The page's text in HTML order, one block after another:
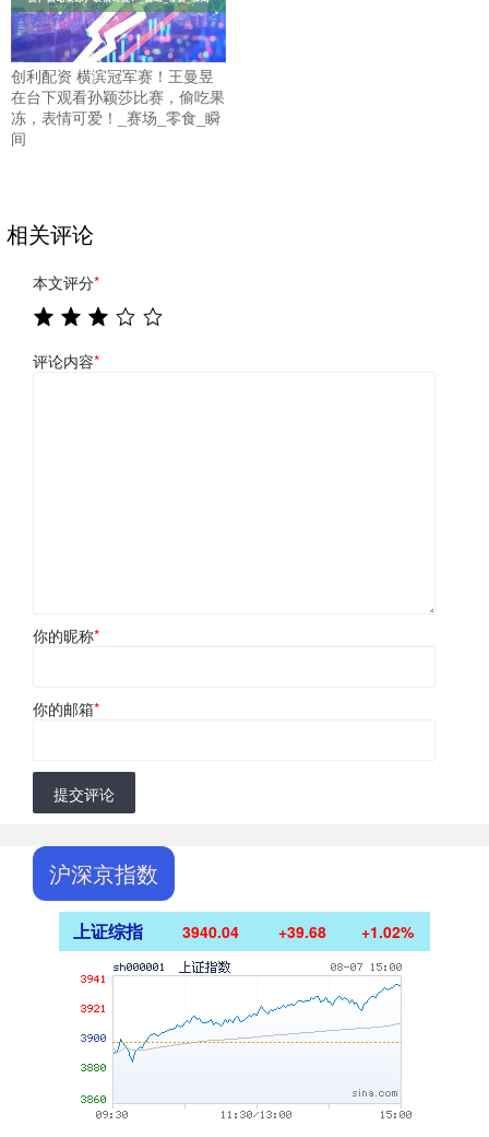
创利配资 横滨冠军赛！王曼昱
在台下观看孙颖莎比赛，偷吃果
冻，表情可爱！_赛场_零食_瞬
间
相关评论
本文评分*
评论内容*
你的昵称*
你的邮箱*
提交评论
沪深京指数
上证综指 3940.04 +39.68 +1.02%